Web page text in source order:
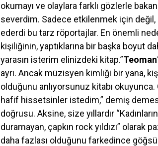
okumayı ve olaylara farklı gözlerle
severdim. Sadece etkilenmek için değil,
ederdi bu tarz röportajlar. En önemli
kişiliğinin, yaptıklarına bir başka boyut
yarasın isterim elinizdeki kitap.”Teoman
ayrı. Ancak müzisyen kimliği bir yana,
olduğunu anlıyorsunuz kitabı okuyunca.
hafif hissetsinler istedim,” demiş
doğrusu. Aksine, size yıllardır
duramayan, çapkın rock yıldızı” olarak
daha fazlası olduğunu farkedince